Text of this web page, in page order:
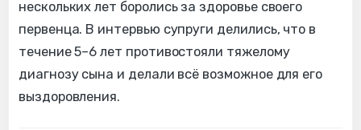
нескольких лет боролись за здоровье своего
первенца. В интервью супруги делились, что в
течение 5–6 лет противостояли тяжелому
диагнозу сына и делали всё возможное для его
выздоровления.